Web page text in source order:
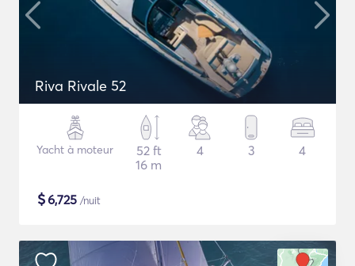
Riva Rivale 52
Yacht à moteur
52 ft
16 m
4 3 4
$6,725 /nuit